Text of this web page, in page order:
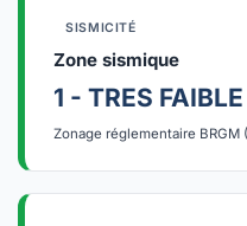
SISMICITÉ
Zone sismique
1 - TRES FAIBLE
Zonage réglementaire